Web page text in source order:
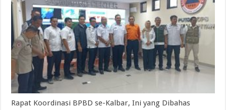
Rapat Koordinasi BPBD se-Kalbar, Ini yang Dibahas